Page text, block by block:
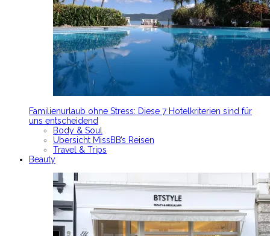
Familienurlaub ohne Stress: Diese 7 Hotelkriterien sind für
uns entscheidend
Body & Soul
Übersicht MissBB’s Reisen
Travel & Trips
Beauty